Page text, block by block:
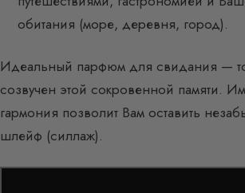
обитания (море, деревня, город).
Идеальный парфюм для свидания —
созвучен этой сокровенной памяти.
гармония позволит Вам оставить
шлейф (силлаж).